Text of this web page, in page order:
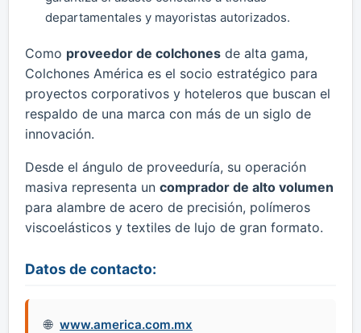
departamentales y mayoristas autorizados.
Como proveedor de colchones de alta gama,
Colchones América es el socio estratégico para
proyectos corporativos y hoteleros que buscan el
respaldo de una marca con más de un siglo de
innovación.
Desde el ángulo de proveeduría, su operación
masiva representa un comprador de alto volumen
para alambre de acero de precisión, polímeros
viscoelásticos y textiles de lujo de gran formato.
Datos de contacto:
www.america.com.mx